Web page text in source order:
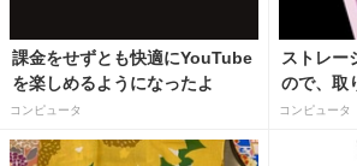
課金をせずとも快適にYouTube
を楽しめるようになったよ
コンピュータ
ストレー
ので、取
コンピュータ